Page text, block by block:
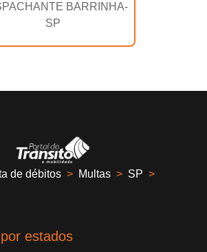
BARRINHA-
SP
de débitos > Multas > SP >
estados